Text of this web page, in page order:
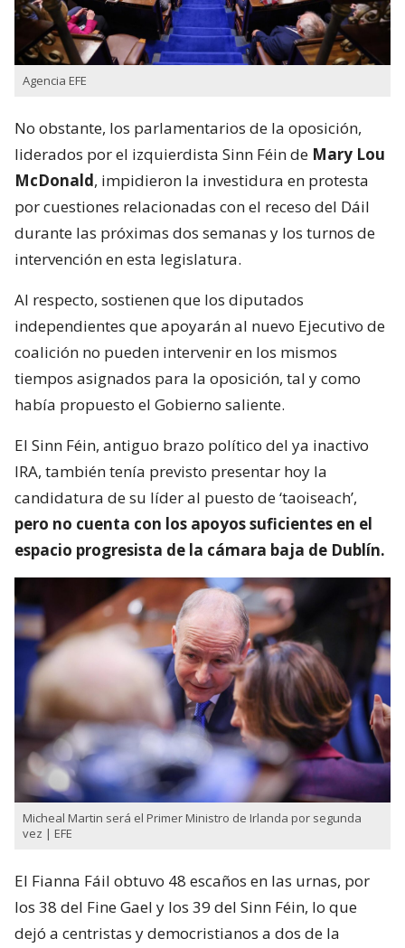
Agencia EFE
No obstante, los parlamentarios de la oposición,
liderados por el izquierdista Sinn Féin de Mary Lou
McDonald, impidieron la investidura en protesta
por cuestiones relacionadas con el receso del Dáil
durante las próximas dos semanas y los turnos de
intervención en esta legislatura.
Al respecto, sostienen que los diputados
independientes que apoyarán al nuevo Ejecutivo de
coalición no pueden intervenir en los mismos
tiempos asignados para la oposición, tal y como
había propuesto el Gobierno saliente.
El Sinn Féin, antiguo brazo político del ya inactivo
IRA, también tenía previsto presentar hoy la
candidatura de su líder al puesto de ‘taoiseach’,
pero no cuenta con los apoyos suficientes en el
espacio progresista de la cámara baja de Dublín.
Micheal Martin será el Primer Ministro de Irlanda por segunda
vez | EFE
El Fianna Fáil obtuvo 48 escaños en las urnas, por
los 38 del Fine Gael y los 39 del Sinn Féin, lo que
dejó a centristas y democristianos a dos de la